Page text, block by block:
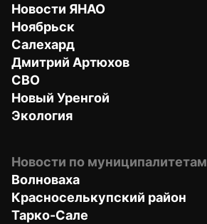
Новости ЯНАО
Ноябрьск
Салехард
Дмитрий Артюхов
СВО
Новый Уренгой
Экология
Новости по муниципалитетам
Волноваха
Красноселькупский район
Тарко-Сале